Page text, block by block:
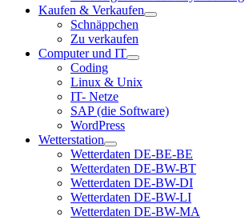
öffnen
Kaufen & Verkaufen
Menü
Schnäppchen
Zu verkaufen
Computer und IT
Menü
öffnen
Coding
Linux & Unix
IT- Netze
SAP (die Software)
WordPress
Wetterstation
Menü
öffnen
Wetterdaten DE-BE-BE
Wetterdaten DE-BW-BT
Wetterdaten DE-BW-DI
Wetterdaten DE-BW-LI
Wetterdaten DE-BW-MA